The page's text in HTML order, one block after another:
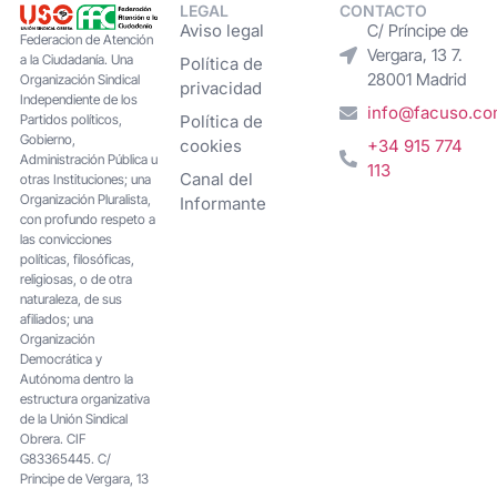
Federacion de Atención
a la Ciudadanía. Una
Organización Sindical
Independiente de los
Partidos políticos,
Gobierno,
Administración Pública u
otras Instituciones; una
Organización Pluralista,
con profundo respeto a
las convicciones
políticas, filosóficas,
religiosas, o de otra
naturaleza, de sus
afiliados; una
Organización
Democrática y
Autónoma dentro la
estructura organizativa
de la Unión Sindical
Obrera. CIF
G83365445. C/
Principe de Vergara, 13
LEGAL
Aviso legal
Política de
privacidad
Política de
cookies
Canal del
Informante
CONTACTO
C/ Príncipe de
Vergara, 13 7.
28001 Madrid
+34 915 774
113